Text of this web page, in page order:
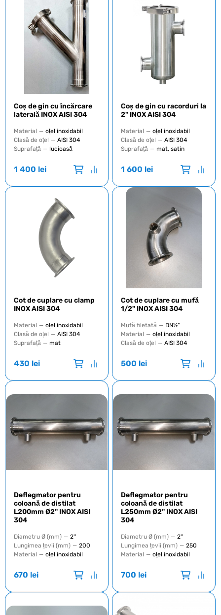
Coș de gin cu încărcare
laterală INOX AISI 304
Material — oțel inoxidabil
Clasă de oțel — AISI 304
Suprafață — lucioasă
1 400 lei
Coș de gin cu racorduri la
2'' INOX AISI 304
Material — oțel inoxidabil
Clasă de oțel — AISI 304
Suprafață — mat, satin
1 600 lei
Cot de cuplare cu clamp
INOX AISI 304
Material — oțel inoxidabil
Clasă de oțel — AISI 304
Suprafață — mat
430 lei
Cot de cuplare cu mufă
1/2'' INOX AISI 304
Mufă filetată — DN½"
Material — oțel inoxidabil
Clasă de oțel — AISI 304
500 lei
Deflegmator pentru
coloană de distilat
L200mm Ø2'' INOX AISI
304
Diametru Ø (mm) — 2''
Lungimea țevii (mm) — 200
Material — oțel inoxidabil
670 lei
Deflegmator pentru
coloană de distilat
L250mm Ø2'' INOX AISI
304
Diametru Ø (mm) — 2''
Lungimea țevii (mm) — 250
Material — oțel inoxidabil
700 lei